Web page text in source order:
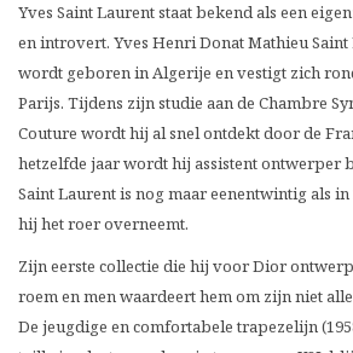
Yves Saint Laurent staat bekend als een
en introvert. Yves Henri Donat Mathieu Saint
wordt geboren in Algerije en vestigt zich
Parijs. Tijdens zijn studie aan de Chambre
Couture wordt hij al snel ontdekt door de
hetzelfde jaar wordt hij assistent ontwerper
Saint Laurent is nog maar eenentwintig als
hij het roer overneemt.
Zijn eerste collectie die hij voor Dior
roem en men waardeert hem om zijn niet
De jeugdige en comfortabele trapezelijn